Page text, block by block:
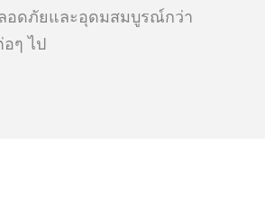
อดภัยและอุดมสมบูรณ์กว่า
ๆ ไป